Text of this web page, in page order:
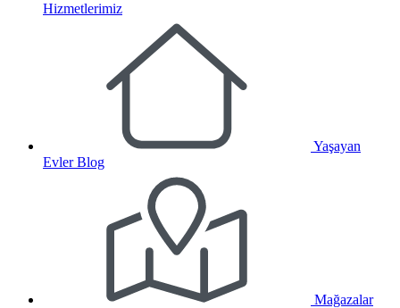
Hizmetlerimiz
Yaşayan
Evler Blog
Mağazalar